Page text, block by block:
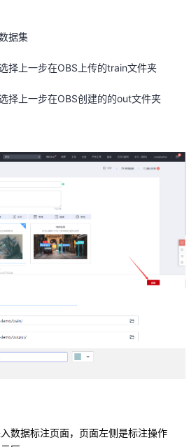
据集
择上一步在OBS上传的train文件夹
择上一步在OBS创建的的out文件夹
数据标注页面，页面左侧是标注操作